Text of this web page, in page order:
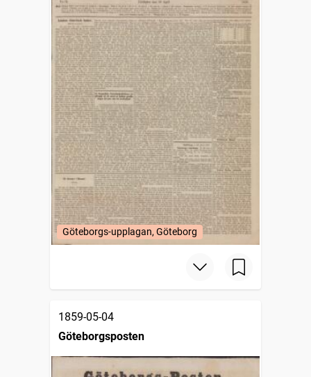
Göteborgs-upplagan, Göteborg
1859-05-04
Göteborgsposten